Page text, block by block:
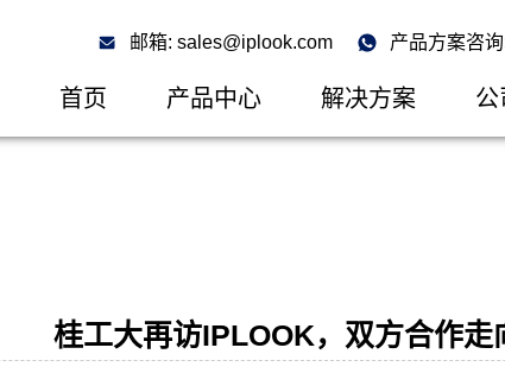
邮箱: sales@iplook.com 产品方案咨
首页 产品中心 解决方案 公
桂工大再访IPLOOK，双方合作走